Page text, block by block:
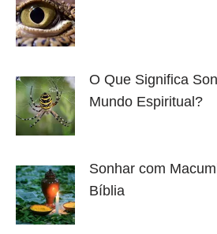
O Que Significa
Mundo Espiritual?
Sonhar com
Bíblia